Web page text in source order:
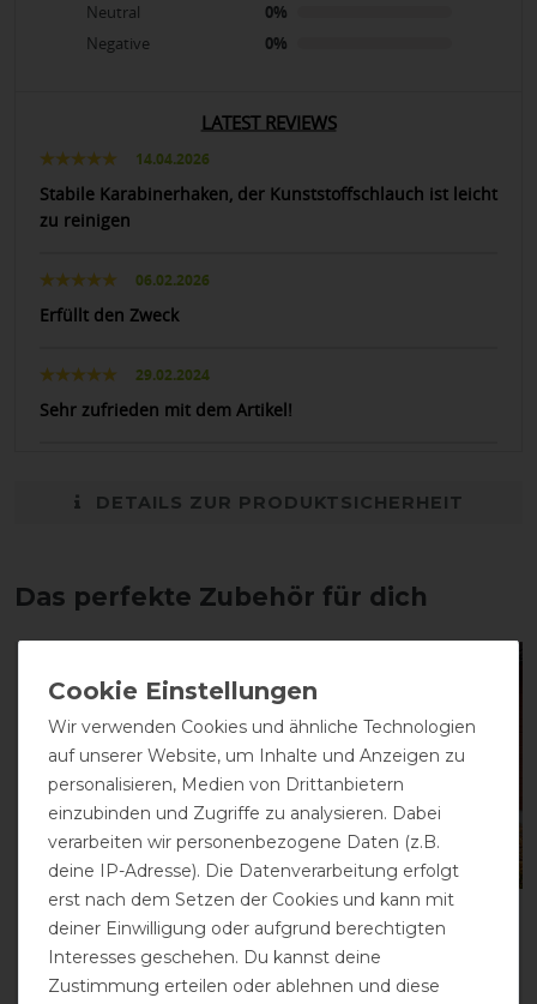
Neutral
0%
Negative
0%
LATEST REVIEWS
14.04.2026
Stabile Karabinerhaken, der Kunststoffschlauch ist leicht
zu reinigen
06.02.2026
Erfüllt den Zweck
29.02.2024
Sehr zufrieden mit dem Artikel!
DETAILS ZUR PRODUKTSICHERHEIT
Das perfekte Zubehör für dich
Schrittdecke William
vorher 134,90 €
Wool Rug
vorher 219,90 €
Wir verwenden Cookies und ähnliche Technologien
auf unserer Website, um Inhalte und Anzeigen zu
personalisieren, Medien von Drittanbietern
einzubinden und Zugriffe zu analysieren. Dabei
verarbeiten wir personenbezogene Daten (z.B.
deine IP-Adresse). Die Datenverarbeitung erfolgt
erst nach dem Setzen der Cookies und kann mit
deiner Einwilligung oder aufgrund berechtigten
Interesses geschehen. Du kannst deine
Zustimmung erteilen oder ablehnen und diese